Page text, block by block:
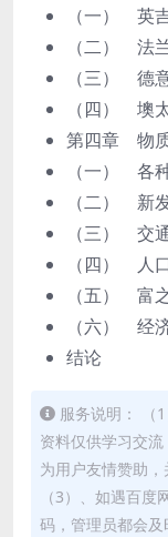
（一） 英
（二） 法
（三） 德
（四） 墺
第四章 物
（一） 各
（二） 新
（三） 交
（四） 人
（五） 富
（六） 经
结论
服务说明： （
资料仅供学习交
为用户友情赞助
（3）、如遇百
码，管理员都会及